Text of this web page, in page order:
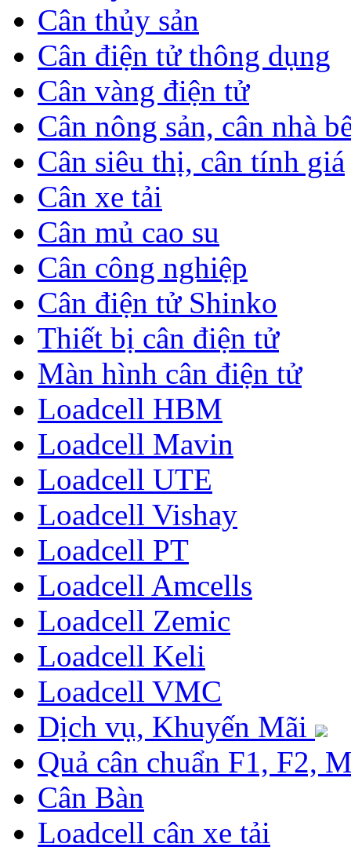
Cân thủy sản
Cân điện tử thông dụng
Cân vàng điện tử
Cân nông sản, cân nhà
Cân siêu thị, cân tính giá
Cân xe tải
Cân mủ cao su
Cân công nghiệp
Cân điện tử Shinko
Thiết bị cân điện tử
Màn hình cân điện tử
Loadcell HBM
Loadcell Mavin
Loadcell UTE
Loadcell Vishay
Loadcell PT
Loadcell Amcells
Loadcell Zemic
Loadcell Keli
Loadcell VMC
Dịch vụ, Khuyến Mãi
Quả cân chuẩn F1, F2,
Cân Bàn
Loadcell cân xe tải